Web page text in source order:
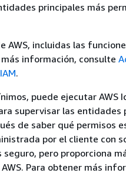
principales más
incluidas las
información, consulte
.
puede ejecutar AWS
supervisar las entidades
de saber qué permisos
por el cliente con
seguro, pero proporciona
Para obtener más